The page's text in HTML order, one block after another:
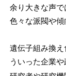
余り大きな声
色々な派閥や
遺伝子組み換
ういった企業